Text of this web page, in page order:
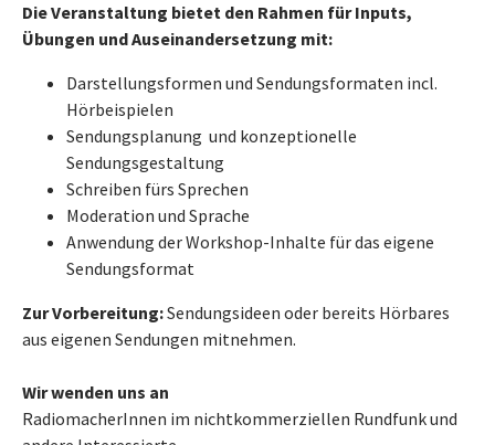
Die Veranstaltung bietet den Rahmen für Inputs,
Übungen und Auseinandersetzung mit:
Darstellungsformen und Sendungsformaten incl.
Hörbeispielen
Sendungsplanung und konzeptionelle
Sendungsgestaltung
Schreiben fürs Sprechen
Moderation und Sprache
Anwendung der Workshop-Inhalte für das eigene
Sendungsformat
Zur Vorbereitung:Sendungsideen oder bereits Hörbares
aus eigenen Sendungen mitnehmen.
Wir wenden uns an
RadiomacherInnen im nichtkommerziellen Rundfunk und